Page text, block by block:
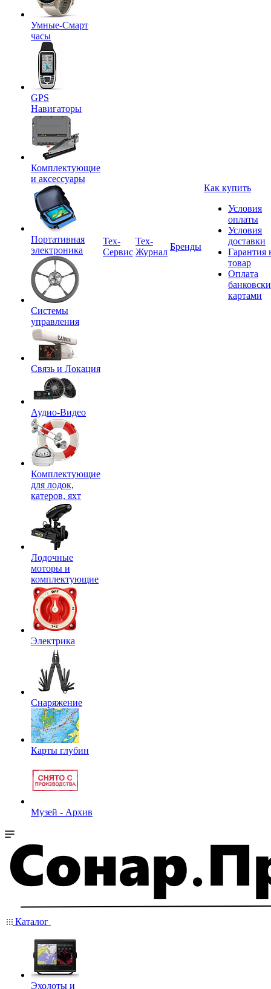
Умные-Смарт
часы
GPS
Навигаторы
Комплектующие
и аксессуары
Портативная
электроника
Системы
управления
Связь и Локация
Аудио-Видео
Комплектующие
для лодок,
катеров, яхт
Лодочные
моторы и
комплектующие
Электрика
Снаряжение
Карты глубин
Музей - Архив
Tex-
Сервис
Тех-
Журнал
Бренды
Как купить
Условия
оплаты
Условия
доставки
Гарантия
товар
Оплата
картами
Каталог
Эхолоты и